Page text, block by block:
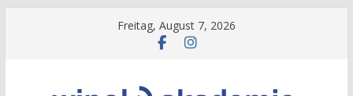
Freitag, August 7, 2026